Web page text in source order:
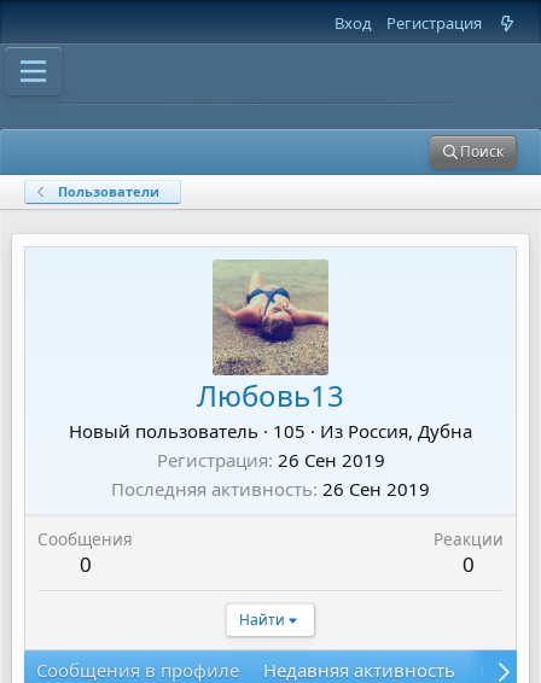
Вход Регистрация
Поиск
Пользователи
Любовь13
Новый пользователь · 105 · Из Россия, Дубна
Регистрация 26 Сен 2019
Последняя активность 26 Сен 2019
Сообщения
0
Реакции
0
Найти
Сообщения в профиле Недавняя активность